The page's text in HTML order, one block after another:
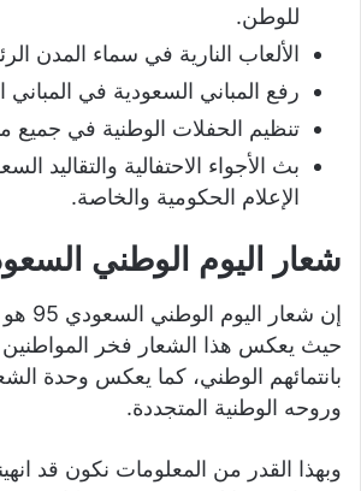
للوطن.
الألعاب النارية في سماء المدن
رفع المباني السعودية في المباني
تنظيم الحفلات الوطنية في جميع
بث الأجواء الاحتفالية والتقاليد
الإعلام الحكومية والخاصة.
شعار اليوم الوطني
إن شعار
حيث يعكس هذا الشعار فخر المواطنين
بانتمائهم الوطني، كما يعكس وحدة
وروحه الوطنية المتجددة.
وبهذا القدر من المعلومات نكون قد